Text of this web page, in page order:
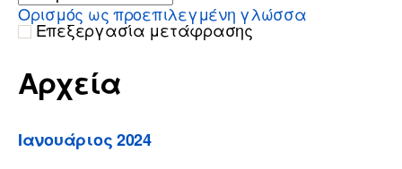
Ορισμός ως προεπιλεγμένη γλώσσα
Επεξεργασία μετάφρασης
Αρχεία
Ιανουάριος 2024